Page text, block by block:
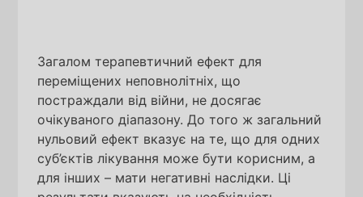
Загалом терапевтичний ефект для
переміщених неповнолітніх, що
постраждали від війни, не досягає
очікуваного діапазону. До того ж загальний
нульовий ефект вказує на те, що для одних
суб’єктів лікування може бути корисним, а
для інших – мати негативні наслідки. Ці